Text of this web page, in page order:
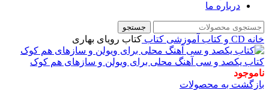
درباره ما
جستجو
خانه CD و کتاب آموزشی کتاب کتاب رویای بهاری
کتاب یکصد و سی آهنگ محلی برای ویولن و سازهای هم کوک
ناموجود
بازگشت به محصولات